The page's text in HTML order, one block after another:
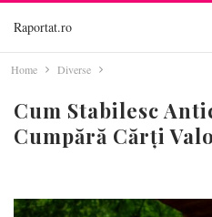
Raportat.ro
Home Diverse
Cum Stabilesc
Cumpără Cărți